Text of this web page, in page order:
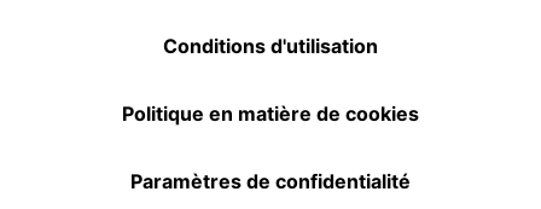
Conditions d'utilisation
Politique en matière de cookies
Paramètres de confidentialité